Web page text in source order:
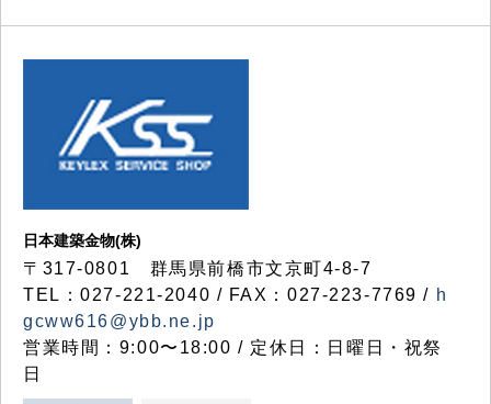
日本建築金物(株)
〒317‐0801 群馬県前橋市文京町4-8-7
TEL：027-221-2040 / FAX：027-223-7769 / h
gcww616@ybb.ne.jp
営業時間：9:00〜18:00 / 定休日：日曜日・祝祭
日